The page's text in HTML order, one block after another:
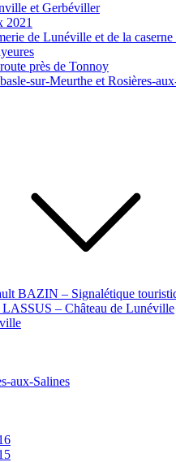
et Gerbéviller
2021
de Lunéville et de la
près de Tonnoy
sur-Meurthe et Rosières-
BAZIN – Signalétique
LASSUS – Château de Lunéville
aux-Salines